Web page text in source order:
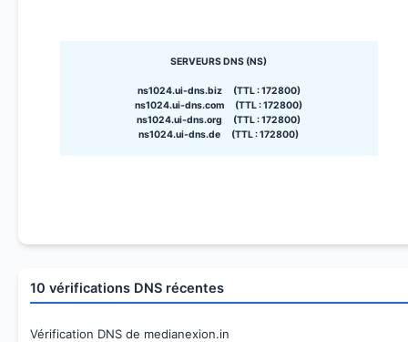
SERVEURS DNS (NS)
ns1024.ui-dns.biz (TTL : 172800)
ns1024.ui-dns.com (TTL : 172800)
ns1024.ui-dns.org (TTL : 172800)
ns1024.ui-dns.de (TTL : 172800)
10 vérifications DNS récentes
Vérification DNS de medianexion.in